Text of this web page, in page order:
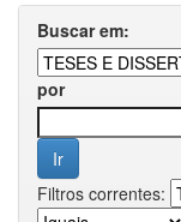
Buscar em:
por
Filtros correntes: